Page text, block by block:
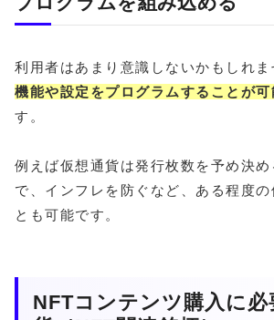
利用者はあまり意識しないかもしれま
機能や設定をプログラムすることが可
す。
例えば仮想通貨は発行枚数を予め決
で、インフレを防ぐなど、ある程度の
とも可能です。
NFTコンテンツ購入に必